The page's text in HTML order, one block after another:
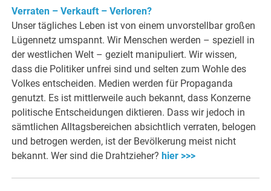
Verraten – Verkauft – Verloren?
Unser tägliches Leben ist von einem unvorstellbar großen
Lügennetz umspannt. Wir Menschen werden – speziell in
der westlichen Welt – gezielt manipuliert. Wir wissen,
dass die Politiker unfrei sind und selten zum Wohle des
Volkes entscheiden. Medien werden für Propaganda
genutzt. Es ist mittlerweile auch bekannt, dass Konzerne
politische Entscheidungen diktieren. Dass wir jedoch in
sämtlichen Alltagsbereichen absichtlich verraten, belogen
und betrogen werden, ist der Bevölkerung meist nicht
bekannt. Wer sind die Drahtzieher? hier >>>